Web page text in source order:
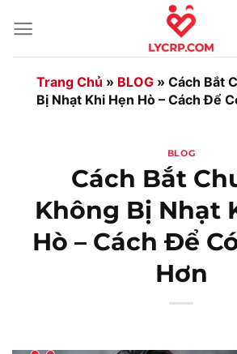
qua
Trang Chủ » BLOG » Cách Bắt
Bị Nhạt Khi Hẹn Hò – Cách Để
BLOG
Cách Bắt
Không Bị Nhạt
Hò – Cách Để
Hơn